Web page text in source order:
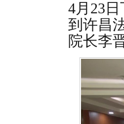
4月23
到许昌
院长李